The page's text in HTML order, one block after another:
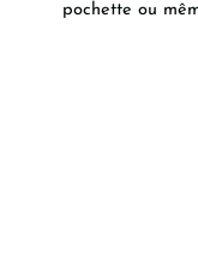
pochette ou